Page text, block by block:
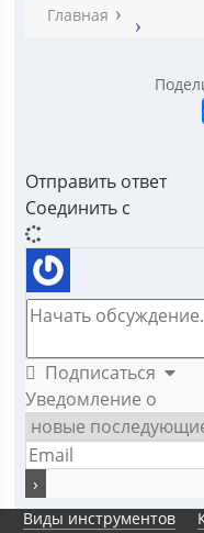
Главная
Отправить ответ
Соединить с
Подписаться
Уведомление о
Виды инструментов